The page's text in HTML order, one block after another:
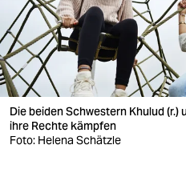
nord
wahrheit
verlag
verlag
Die beiden Schwestern Khulud
ihre Rechte kämpfen
Foto: Helena Schätzle